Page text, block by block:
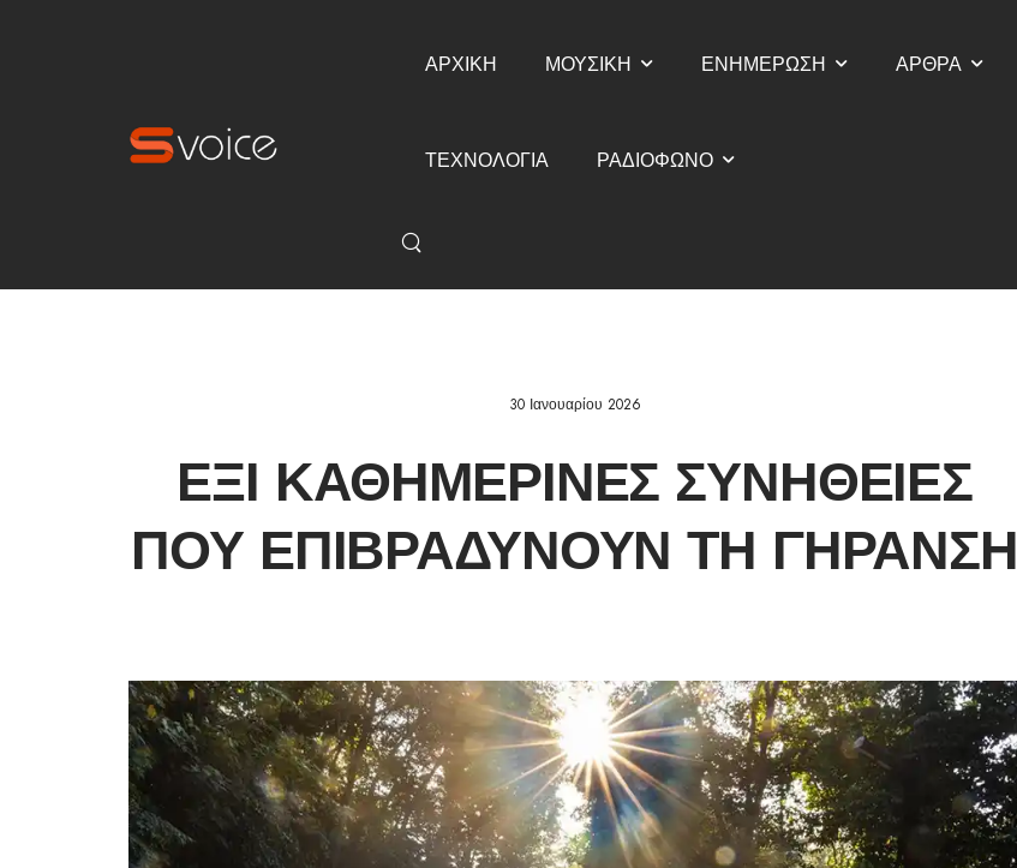
ΑΡΧΙΚΗ ΜΟΥΣΙΚΗ ΕΝΗΜΕΡΩΣΗ ΑΡΘΡΑ
ΤΕΧΝΟΛΟΓΙΑ ΡΑΔΙΟΦΩΝΟ
30 Ιανουαρίου 2026
ΈΞΙ ΚΑΘΗΜΕΡΙΝΈΣ ΣΥΝΉΘΕΙΕΣ
ΠΟΥ ΕΠΙΒΡΑΔΎΝΟΥΝ ΤΗ ΓΉΡΑΝΣΗ